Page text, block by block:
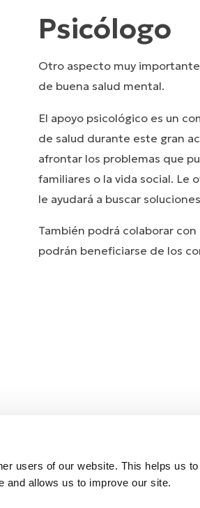
users of our website. This helps us
and allows us to improve our site.
Psicólogo
Otro aspecto muy
de buena salud mental.
El apoyo psicológico es un
de salud durante este gran
afrontar los problemas que
familiares o la vida social. Le
le ayudará a buscar
También podrá colaborar
podrán beneficiarse de los